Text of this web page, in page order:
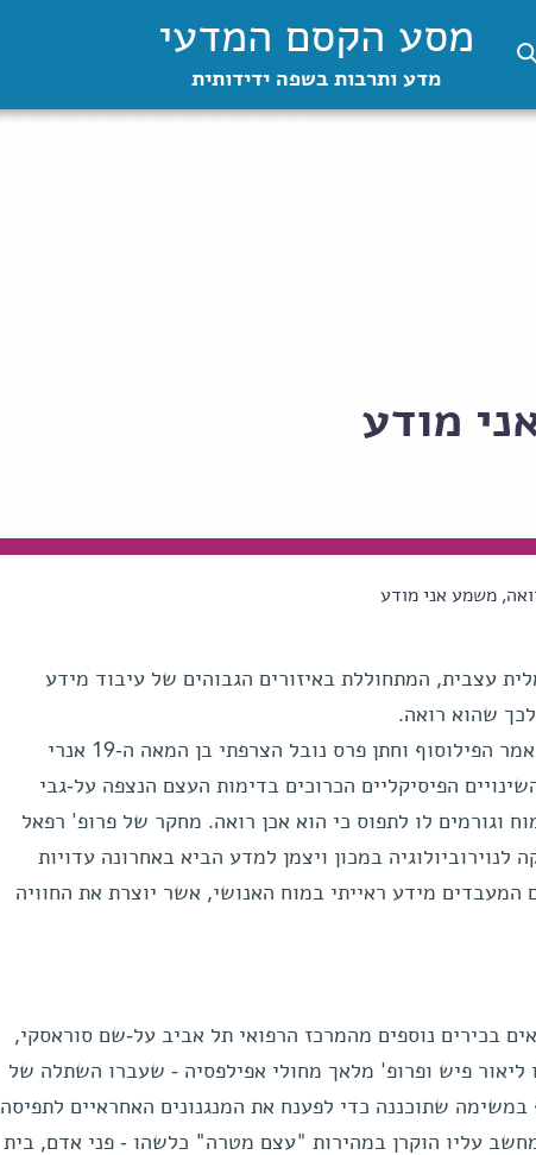
מסע הקסם המדעי
מדע ותרבות בשפה ידידותית
מודע
משמע אני מודע
עצבית, המתחוללת באיזורים הגבוהים של עיבוד מידע
שהוא רואה.
"העין רואה רק את שהמוח מוכן להבין" - אמר הפילוסוף וחתן פרס נובל הצרפתי בן המאה ה-19 אנרי
הפיסיקליים הכרוכים בדימות העצם הנצפה על-גבי
וגורמים לו לתפוס כי הוא אכן רואה. מחקר של פרופ' רפאל
במכון ויצמן למדע הביא באחרונה עדויות
המעבדים מידע ראייתי במוח האנושי, אשר יוצרת את החוויה
בכירים נוספים מהמרכז הרפואי תל אביב על-שם סוראסקי,
ליאור פיש ופרופ' מלאך מחולי אפילפסיה - שעברו השתלה של
שתוכננה כדי לפענח את המנגנונים האחראיים לתפיסה
עליו הוקרן במהירות "עצם מטרה" כלשהו - פני אדם, בית